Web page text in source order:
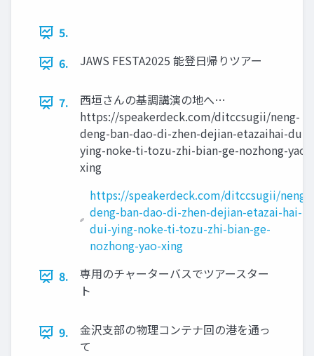
5.
6.
JAWS FESTA2025 能登日帰りツアー
7.
西垣さんの基調講演の地へ…
https://speakerdeck.com/ditccsugii/neng-
deng-ban-dao-di-zhen-dejian-etazaihai-dui-
ying-noke-ti-tozu-zhi-bian-ge-nozhong-yao-
xing
https://speakerdeck.com/ditccsugii/neng-
deng-ban-dao-di-zhen-dejian-etazai-hai-
dui-ying-noke-ti-tozu-zhi-bian-ge-
nozhong-yao-xing
8.
専用のチャーターバスでツアースター
ト
9.
金沢支部の物理コンテナ回の港を通っ
て